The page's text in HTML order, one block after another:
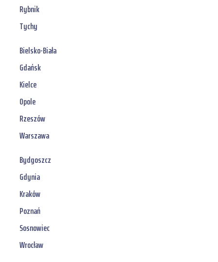
Rybnik
Tychy
Bielsko-Biała
Gdańsk
Kielce
Opole
Rzeszów
Warszawa
Bydgoszcz
Gdynia
Kraków
Poznań
Sosnowiec
Wrocław